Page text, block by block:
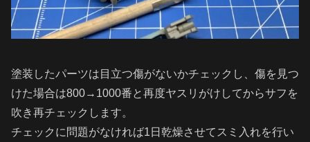
塗装したパーツは目立つ傷がないかチェックし、傷を見つ
けた場合は800→1000番と再度ヤスリがけしてからサフを
吹き再チェックします。
チェックに問題がなければ1日乾燥させてスミ入れを行い